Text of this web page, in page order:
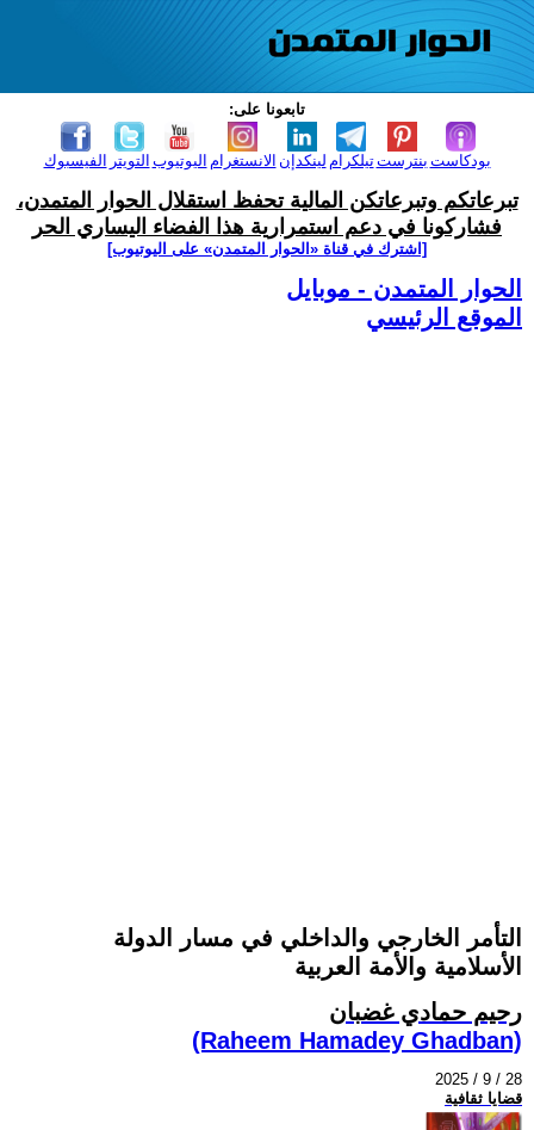
تابعونا على:
الفيسبوك التويتر اليوتيوب الانستغرام لينكدإن تيلكرامبنترست بودكاست
تبرعاتكم وتبرعاتكن المالية تحفظ استقلال الحوار المتمدن،
فشاركونا في دعم استمرارية هذا الفضاء اليساري الحر
[اشترك في قناة ‫«الحوار المتمدن» على اليوتيوب]
الحوار المتمدن - موبايل
الموقع الرئيسي
التأمر الخارجي والداخلي في مسار الدولة
الأسلامية والأمة العربية
رحيم حمادي غضبان
(Raheem Hamadey Ghadban)
2025 / 9 / 28
قضايا ثقافية